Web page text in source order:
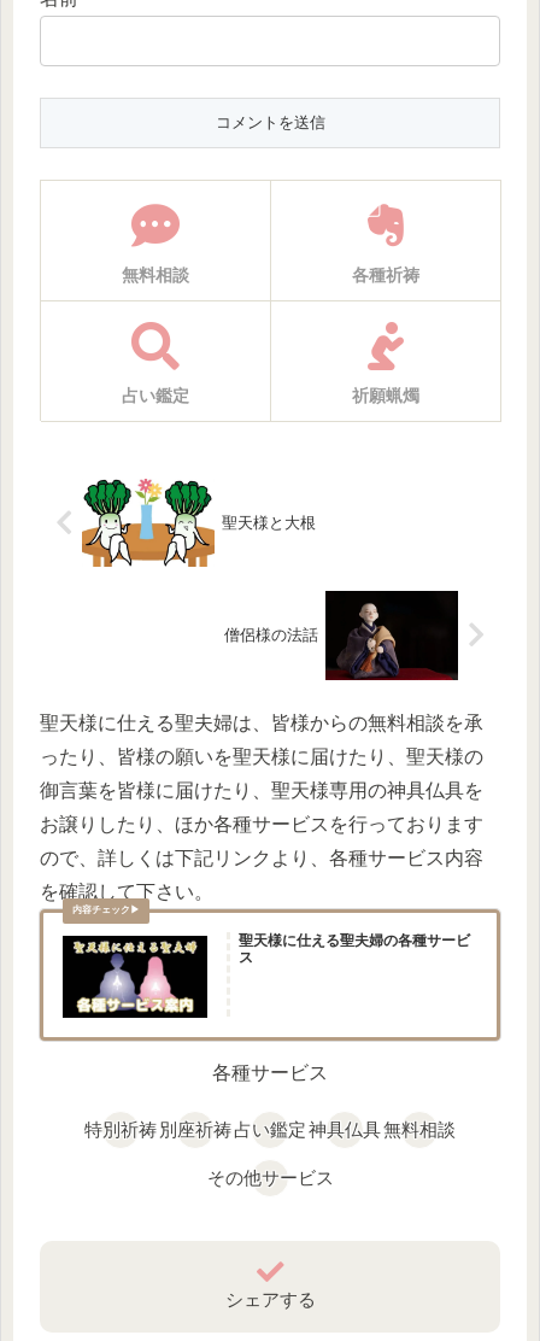
無料相談 各種祈祷
占い鑑定 祈願蝋燭
聖天様と大根
僧侶様の法話
聖天様に仕える聖夫婦は、皆様からの無料相談を承
ったり、皆様の願いを聖天様に届けたり、聖天様の
御言葉を皆様に届けたり、聖天様専用の神具仏具を
お譲りしたり、ほか各種サービスを行っております
ので、詳しくは下記リンクより、各種サービス内容
を確認して下さい。
聖天様に仕える聖夫婦の各種サービ
ス
各種サービス
特別祈祷別座祈祷占い鑑定神具仏具無料相談
その他サービス
シェアする